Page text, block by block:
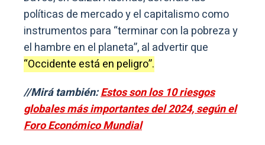
políticas de mercado y el capitalismo como
instrumentos para “terminar con la pobreza y
el hambre en el planeta”, al advertir que
“Occidente está en peligro”.
//Mirá también:Estos son los 10 riesgos
globales más importantes del 2024, según el
Foro Económico Mundial